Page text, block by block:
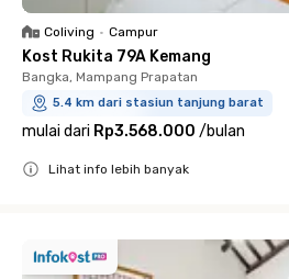
Coliving • Campur
Kost Rukita 79A Kemang
Bangka, Mampang Prapatan
5.4 km dari stasiun tanjung barat
mulai dari Rp3.568.000 /bulan
Lihat info lebih banyak